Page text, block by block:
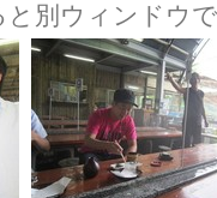
別ウィンドウ